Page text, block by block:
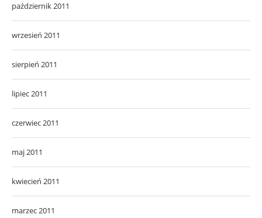
październik 2011
wrzesień 2011
sierpień 2011
lipiec 2011
czerwiec 2011
maj 2011
kwiecień 2011
marzec 2011